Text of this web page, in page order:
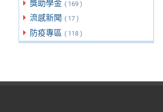
獎助學金 ( 169 )
流感新聞 ( 17 )
防疫專區 ( 118 )